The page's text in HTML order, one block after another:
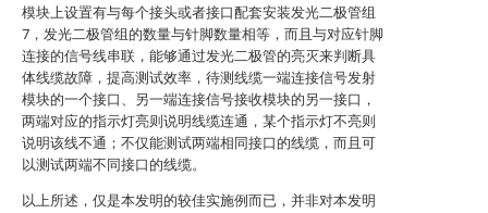
模块上设置有与每个接头或者接口配套安装发光二极管组
7，发光二极管组的数量与针脚数量相等，而且与对应针脚
连接的信号线串联，能够通过发光二极管的亮灭来判断具
体线缆故障，提高测试效率，待测线缆一端连接信号发射
模块的一个接口、另一端连接信号接收模块的另一接口，
两端对应的指示灯亮则说明线缆连通，某个指示灯不亮则
说明该线不通；不仅能测试两端相同接口的线缆，而且可
以测试两端不同接口的线缆。
以上所述，仅是本发明的较佳实施例而已，并非对本发明